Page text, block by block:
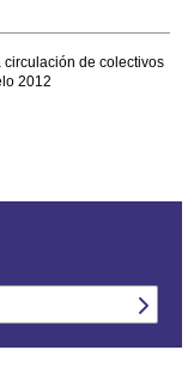
circulación de colectivos
2012